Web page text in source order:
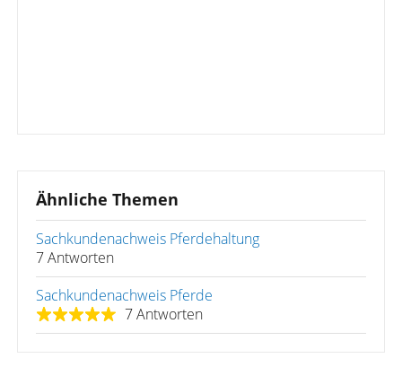
Ähnliche Themen
Sachkundenachweis Pferdehaltung
7 Antworten
Sachkundenachweis Pferde
7 Antworten